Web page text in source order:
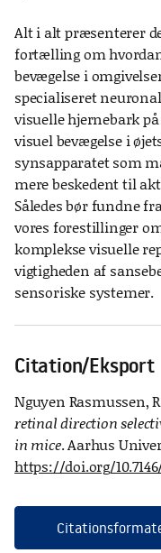
Alt i alt præsenterer
fortælling om
bevægelse i
specialiseret
visuelle hjernebark
visuel bevægelse i
synsapparatet som
mere beskedent til
Således bør fundne
vores forestillinger
komplekse visuelle
vigtigheden af
sensoriske systemer.
Citation/Eksport
Nguyen Rasmussen,
retinal direction
in mice. Aarhus
https://doi.org/